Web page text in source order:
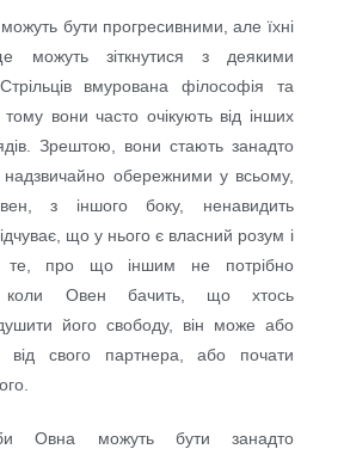
бути прогресивними, але їхні
можуть зіткнутися з деякими
вмурована філософія та
тому вони часто очікують від інших
Зрештою, вони стають занадто
обережними у всьому,
з іншого боку, ненавидить
що у нього є власний розум і
те, про що іншим не потрібно
коли Овен бачить, що хтось
його свободу, він може або
від свого партнера, або почати
Овна можуть бути занадто